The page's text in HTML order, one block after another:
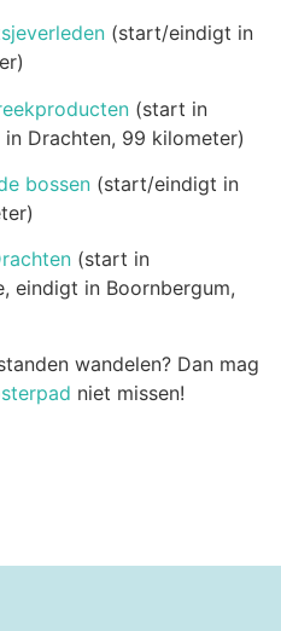
(start/eindigt in
(start in
Drachten, 99 kilometer)
bossen (start/eindigt in
(start in
eindigt in Boornbergum,
wandelen? Dan mag
niet missen!